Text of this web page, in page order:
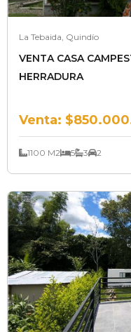
La Tebaida, Quindío
VENTA CASA
HERRADURA
Venta:
1100 M2 5 3 2